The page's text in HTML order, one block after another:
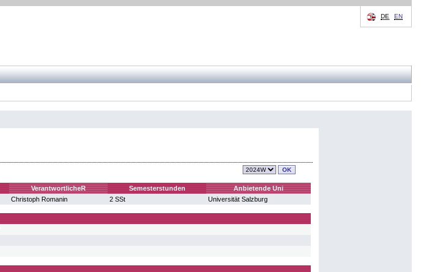
DE EN
VerantwortlicheR Semesterstunden
Anbietende Uni
Christoph Romanin 2 SSt Universität Salzburg